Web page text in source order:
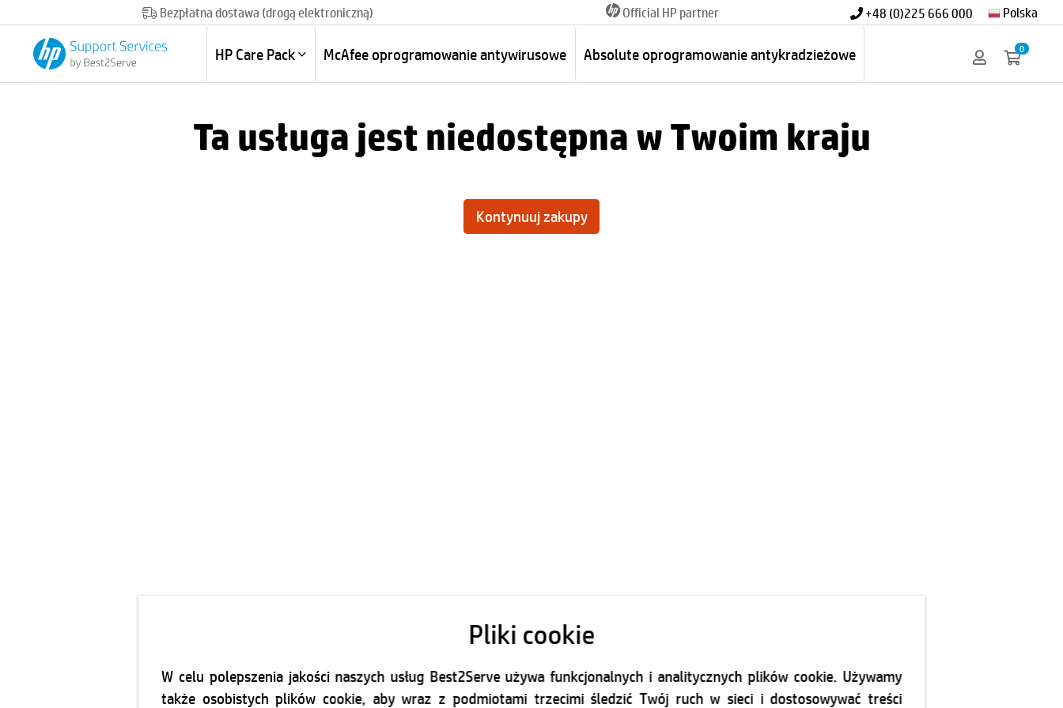
Bezpłatna dostawa (drogą elektroniczną) Official HP partner +48 (0)225 666 000 Polska
HP Care Pack McAfee oprogramowanie antywirusowe Absolute oprogramowanie antykradzieżowe 0
Ta usługa jest niedostępna w Twoim kraju
Kontynuuj zakupy
Pliki cookie
W celu polepszenia jakości naszych usług Best2Serve używa funkcjonalnych i analitycznych plików cookie. Używamy
także osobistych plików cookie, aby wraz z podmiotami trzecimi śledzić Twój ruch w sieci i dostosowywać treści